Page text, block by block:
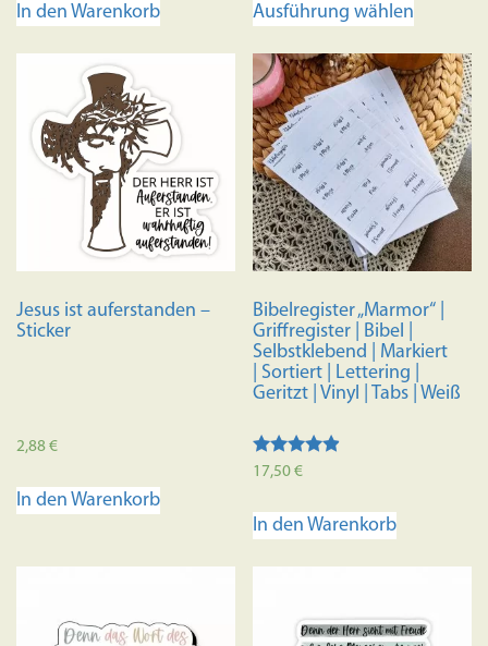
In den Warenkorb Ausführung wählen
mehrere
auf.
Die
können
auf
der
gewählt
werden
Jesus ist auferstanden –
Sticker
2,88€
In den Warenkorb
Bibelregister „Marmor“ |
Griffregister | Bibel |
Selbstklebend | Markiert
| Sortiert | Lettering |
Geritzt | Vinyl | Tabs | Weiß
Bewertet
von 5
17,50€
In den Warenkorb